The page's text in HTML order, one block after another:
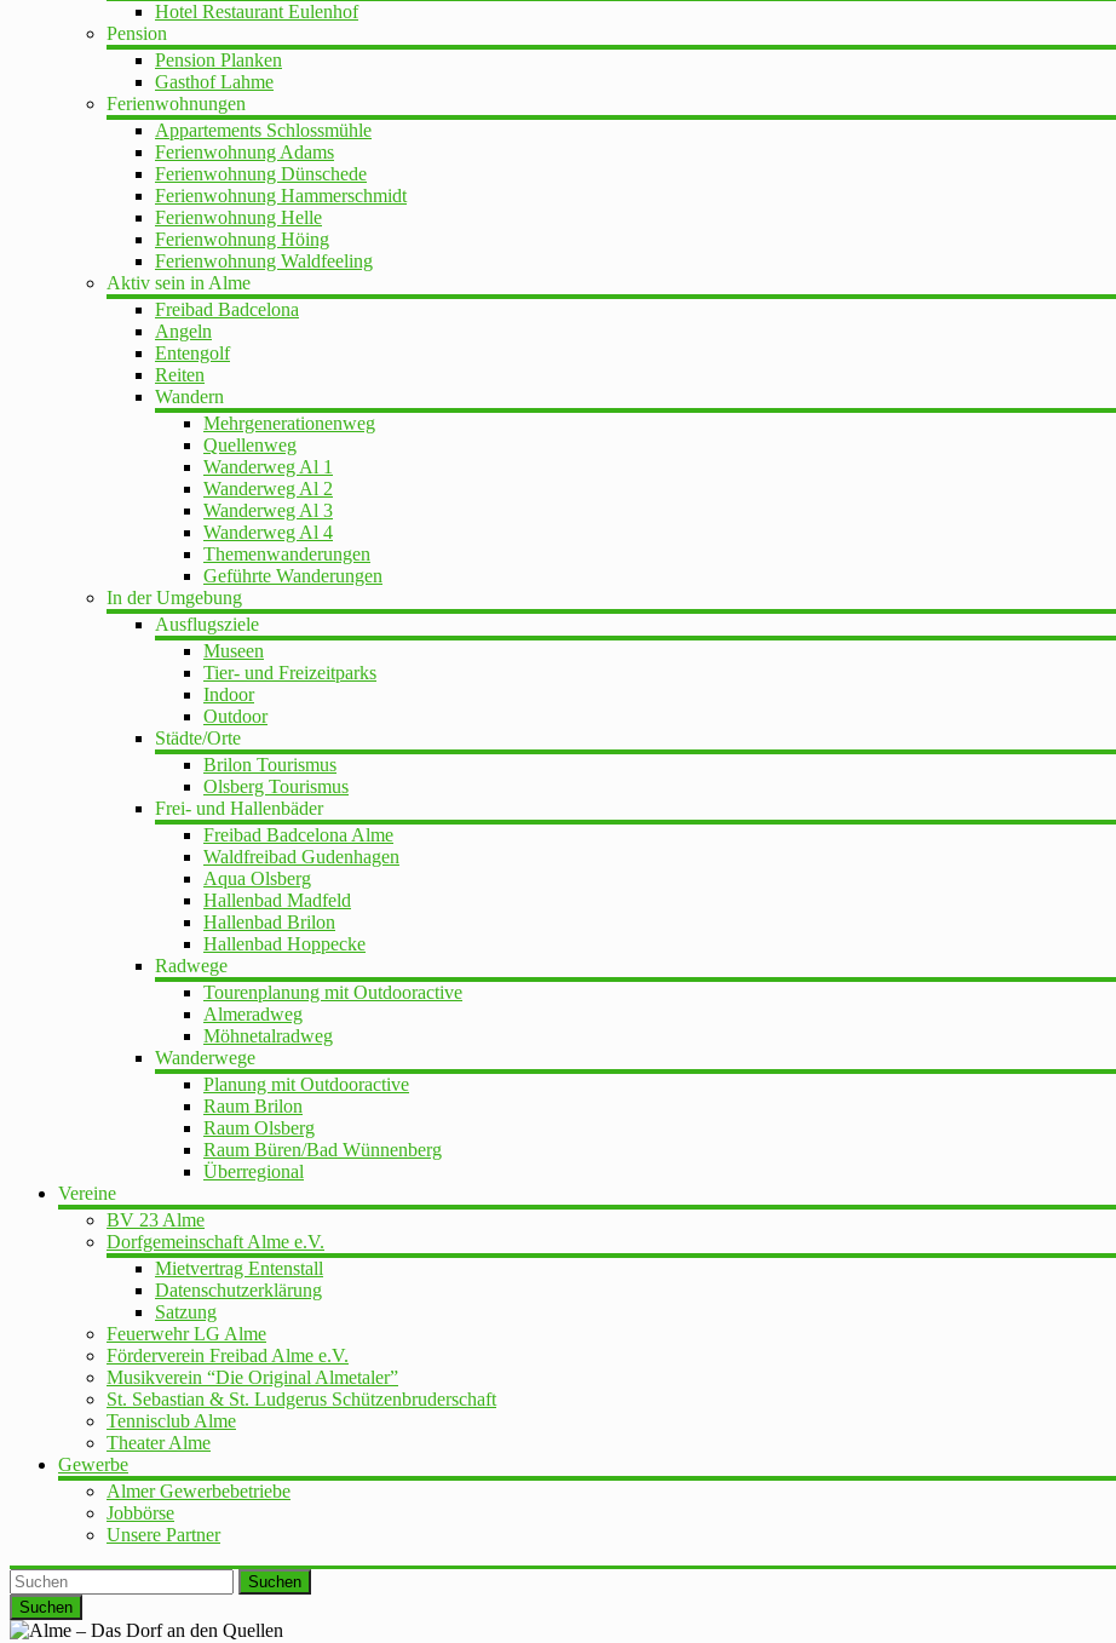
Hotel Restaurant Eulenhof
Pension
Pension Planken
Gasthof Lahme
Ferienwohnungen
Appartements Schlossmühle
Ferienwohnung Adams
Ferienwohnung Dünschede
Ferienwohnung Hammerschmidt
Ferienwohnung Helle
Ferienwohnung Höing
Ferienwohnung Waldfeeling
Aktiv sein in Alme
Freibad Badcelona
Angeln
Entengolf
Reiten
Wandern
Mehrgenerationenweg
Quellenweg
Wanderweg Al 1
Wanderweg Al 2
Wanderweg Al 3
Wanderweg Al 4
Themenwanderungen
Geführte Wanderungen
In der Umgebung
Ausflugsziele
Museen
Tier- und Freizeitparks
Indoor
Outdoor
Städte/Orte
Brilon Tourismus
Olsberg Tourismus
Frei- und Hallenbäder
Freibad Badcelona Alme
Waldfreibad Gudenhagen
Aqua Olsberg
Hallenbad Madfeld
Hallenbad Brilon
Hallenbad Hoppecke
Radwege
Tourenplanung mit Outdooractive
Almeradweg
Möhnetalradweg
Wanderwege
Planung mit Outdooractive
Raum Brilon
Raum Olsberg
Raum Büren/Bad Wünnenberg
Überregional
Vereine
BV 23 Alme
Dorfgemeinschaft Alme e.V.
Mietvertrag Entenstall
Datenschutzerklärung
Satzung
Feuerwehr LG Alme
Förderverein Freibad Alme e.V.
Musikverein “Die Original Almetaler”
St. Sebastian & St. Ludgerus Schützenbruderschaft
Tennisclub Alme
Theater Alme
Gewerbe
Almer Gewerbebetriebe
Jobbörse
Unsere Partner
Suchen